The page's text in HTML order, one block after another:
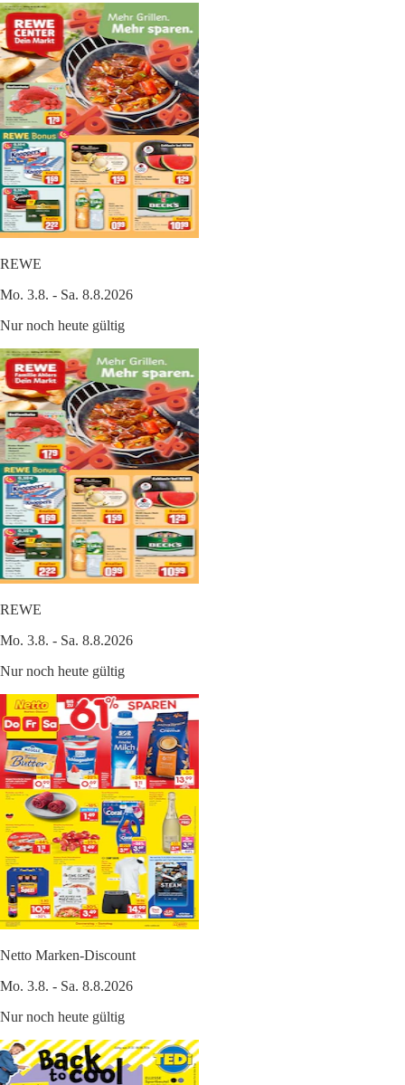
REWE
Mo. 3.8. - Sa. 8.8.2026
Nur noch heute gültig
REWE
Mo. 3.8. - Sa. 8.8.2026
Nur noch heute gültig
Netto Marken-Discount
Mo. 3.8. - Sa. 8.8.2026
Nur noch heute gültig